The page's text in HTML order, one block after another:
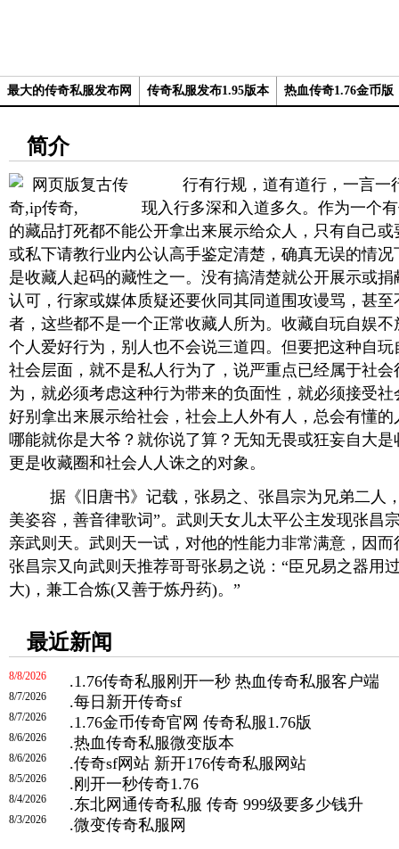
最大的传奇私服发布网 传奇私服发布1.95版本 热血传奇1.76金币版
简介
行有行规，道有道行，一言一
现入行多深和入道多久。作为一个
的藏品打死都不能公开拿出来展示给众人，只有自己
或私下请教行业内公认高手鉴定清楚，确真无误的情
是收藏人起码的藏性之一。没有搞清楚就公开展示或
认可，行家或媒体质疑还要伙同其同道围攻谩骂，甚
者，这些都不是一个正常收藏人所为。收藏自玩自娱
个人爱好行为，别人也不会说三道四。但要把这种自
社会层面，就不是私人行为了，说严重点已经属于社
为，就必须考虑这种行为带来的负面性，就必须接受
好别拿出来展示给社会，社会上人外有人，总会有懂
哪能就你是大爷？就你说了算？无知无畏或狂妄自大
更是收藏圈和社会人人诛之的对象。
据《旧唐书》记载，张易之、张昌宗为兄弟二人
美姿容，善音律歌词”。武则天女儿太平公主发现张昌
亲武则天。武则天一试，对他的性能力非常满意，因
张昌宗又向武则天推荐哥哥张易之说：“臣兄易之器用
大)，兼工合炼(又善于炼丹药)。”
最近新闻
.1.76传奇私服刚开一秒 热血传奇私服客户端
8/8/2026
.每日新开传奇sf
8/7/2026
.1.76金币传奇官网 传奇私服1.76版
8/7/2026
.热血传奇私服微变版本
8/6/2026
.传奇sf网站 新开176传奇私服网站
8/6/2026
.刚开一秒传奇1.76
8/5/2026
.东北网通传奇私服 传奇 999级要多少钱升
8/4/2026
.微变传奇私服网
8/3/2026